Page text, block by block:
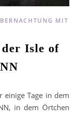
MIT
Isle of
in dem Örtchen